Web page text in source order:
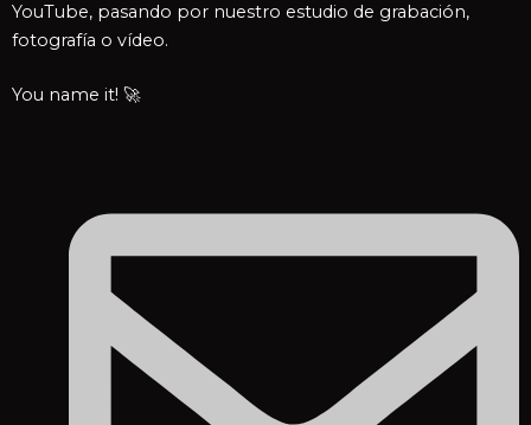
YouTube, pasando por nuestro estudio de grabación,
fotografía o vídeo.
You name it! 🚀